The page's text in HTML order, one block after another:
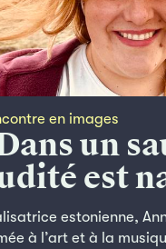
en images
un
est
estonienne,
à l’art et à la